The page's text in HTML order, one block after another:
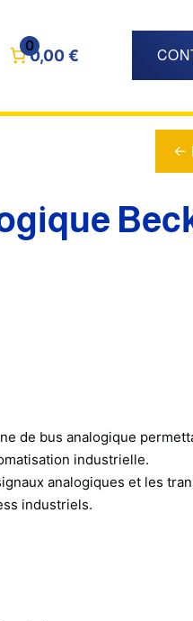
0
0,00 €
←
de bus analogique
industrielle.
analogiques et les
industriels.